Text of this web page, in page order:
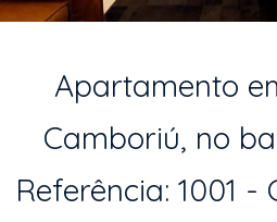
Apartamento
Camboriú, no
Referência: 1001